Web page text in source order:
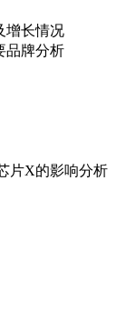
长情况
牌分析
X的影响分析